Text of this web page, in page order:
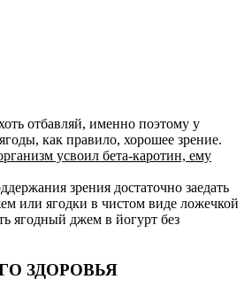
отбавляй, именно поэтому у
как правило, хорошее зрение.
усвоил бета-каротин, ему
зрения достаточно заедать
или ягодки в чистом виде ложечкой
ягодный джем в йогурт без
ЗДОРОВЬЯ